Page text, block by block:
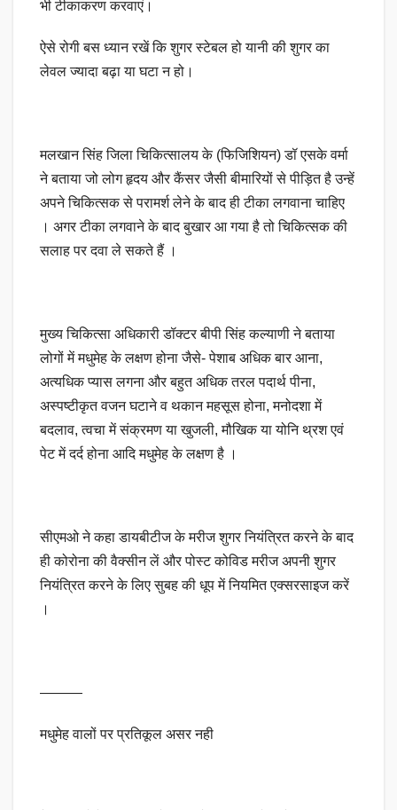
भी टीकाकरण करवाएं।
ऐसे रोगी बस ध्यान रखें कि शुगर स्टेबल हो यानी की शुगर का
लेवल ज्यादा बढ़ा या घटा न हो।
मलखान सिंह जिला चिकित्सालय के (फिजिशियन) डॉ एसके वर्मा
ने बताया जो लोग हृदय और कैंसर जैसी बीमारियों से पीड़ित है उन्हें
अपने चिकित्सक से परामर्श लेने के बाद ही टीका लगवाना चाहिए
। अगर टीका लगवाने के बाद बुखार आ गया है तो चिकित्सक की
सलाह पर दवा ले सकते हैं ।
मुख्य चिकित्सा अधिकारी डॉक्टर बीपी सिंह कल्याणी ने बताया
लोगों में मधुमेह के लक्षण होना जैसे- पेशाब अधिक बार आना,
अत्यधिक प्यास लगना और बहुत अधिक तरल पदार्थ पीना,
अस्पष्टीकृत वजन घटाने व थकान महसूस होना, मनोदशा में
बदलाव, त्वचा में संक्रमण या खुजली, मौखिक या योनि थ्रश एवं
पेट में दर्द होना आदि मधुमेह के लक्षण है ।
सीएमओ ने कहा डायबीटीज के मरीज शुगर नियंत्रित करने के बाद
ही कोरोना की वैक्सीन लें और पोस्ट कोविड मरीज अपनी शुगर
नियंत्रित करने के लिए सुबह की धूप में नियमित एक्सरसाइज करें
।
———
मधुमेह वालों पर प्रतिकूल असर नही